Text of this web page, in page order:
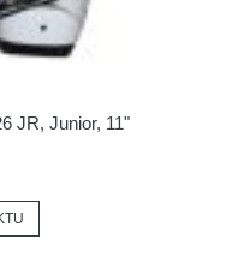
JR, Junior, 11"